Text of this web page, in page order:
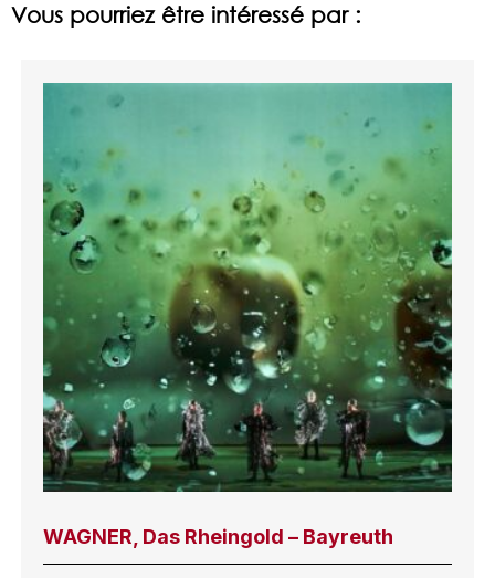
Vous pourriez être intéressé par :
WAGNER, Das Rheingold – Bayreuth